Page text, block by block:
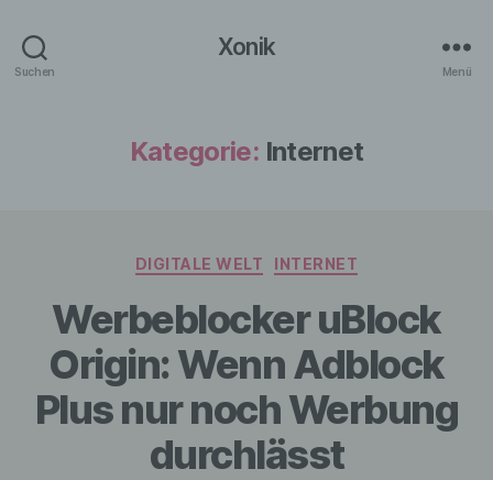
Suchen
Xonik
Menü
Kategorie: Internet
Kategorien
DIGITALE WELT INTERNET
Werbeblocker uBlock
Origin: Wenn Adblock
Plus nur noch Werbung
durchlässt